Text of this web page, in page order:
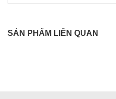
SẢN PHẨM LIÊN QUAN